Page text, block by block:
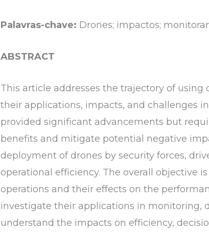
Palavras-chave: Drones; impactos;
ABSTRACT
This article addresses the trajectory of
their applications, impacts, and challenges
provided significant advancements but
benefits and mitigate potential negative
deployment of drones by security forces,
operational efficiency. The overall objective
operations and their effects on the
investigate their applications in monitoring,
understand the impacts on efficiency,